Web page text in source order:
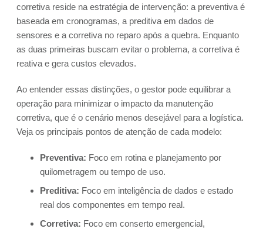
corretiva reside na estratégia de intervenção: a preventiva é
baseada em cronogramas, a preditiva em dados de
sensores e a corretiva no reparo após a quebra. Enquanto
as duas primeiras buscam evitar o problema, a corretiva é
reativa e gera custos elevados.
Ao entender essas distinções, o gestor pode equilibrar a
operação para minimizar o impacto da manutenção
corretiva, que é o cenário menos desejável para a logística.
Veja os principais pontos de atenção de cada modelo:
Preventiva: Foco em rotina e planejamento por
quilometragem ou tempo de uso.
Preditiva: Foco em inteligência de dados e estado
real dos componentes em tempo real.
Corretiva: Foco em conserto emergencial,